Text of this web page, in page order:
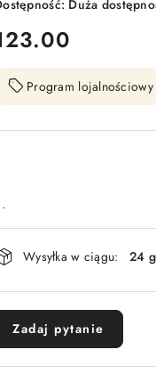
Duża
Program
Wysyłka w ciągu: 24
Zadaj pytanie